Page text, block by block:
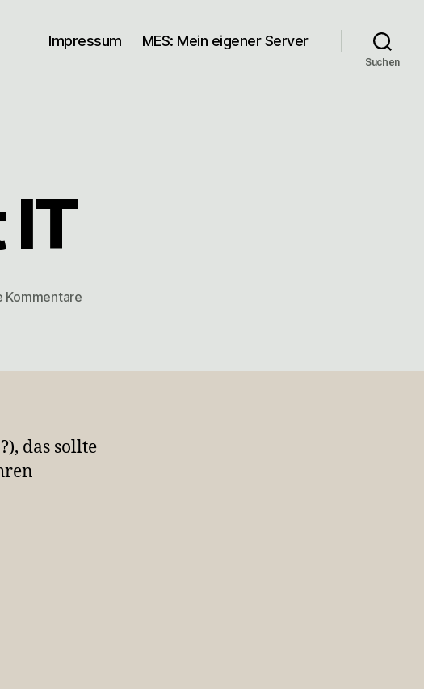
Impressum MES: Mein eigener Server
Suchen
IT
Kommentarezu
das sollte